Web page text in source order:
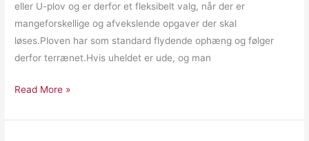
eller U-plov og er derfor et fleksibelt valg, når der er
mangeforskellige og afvekslende opgaver der skal
løses.Ploven har som standard flydende ophæng og følger
derfor terrænet.Hvis uheldet er ude, og man
Read More »